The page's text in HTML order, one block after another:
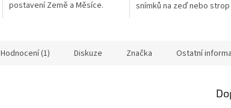
postavení Země a Měsíce.
věrný...
snímků na zeď nebo strop
Hodnocení (1) Diskuze Značka Ostatní